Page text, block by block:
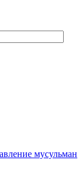
мусульман